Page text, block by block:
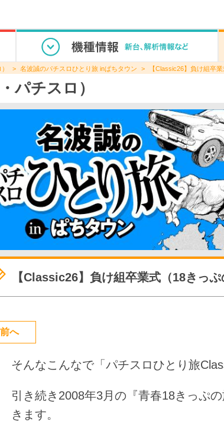
名波誠のパチスロひとり旅 inぱちタウン 【Classic26】負け組卒
パチスロ）
【Classic26】負け組卒業式（18きっぷ
前へ
そんなこんなで「パチスロひとり旅
引き続き2008年3月の『青春18きっぷ
きます。